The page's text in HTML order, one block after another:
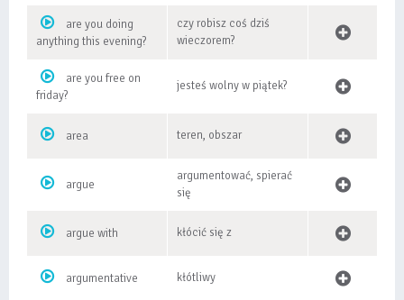
are you doing
anything this evening?
czy robisz coś dziś
wieczorem?
are you free on
friday?
jesteś wolny w piątek?
area teren, obszar
argue
argumentować, spierać
się
argue with kłócić się z
argumentative kłótliwy